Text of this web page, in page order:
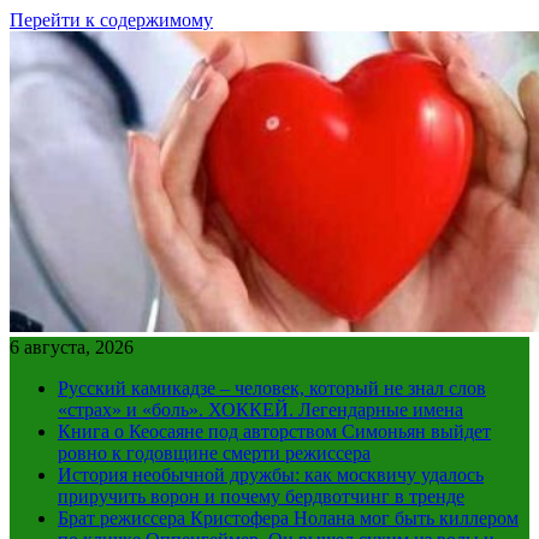
Перейти к содержимому
6 августа, 2026
Русский камикадзе – человек, который не знал слов
«страх» и «боль». ХОККЕЙ. Легендарные имена
Книга о Кеосаяне под авторством Симоньян выйдет
ровно к годовщине смерти режиссера
История необычной дружбы: как москвичу удалось
приручить ворон и почему бердвотчинг в тренде
Брат режиссера Кристофера Нолана мог быть киллером